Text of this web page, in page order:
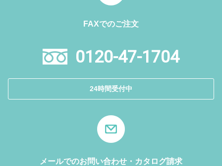
FAXでのご注文
0120-47-1704
24時間受付中
メールでのお問い合わせ・カタログ請求